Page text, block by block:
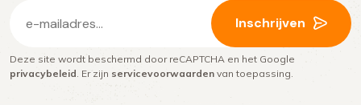
mailadres
(Vereist)
Inschrijven
Deze site wordt beschermd door reCAPTCHA en het Google
privacybeleid . Er zijn servicevoorwaarden van toepassing.